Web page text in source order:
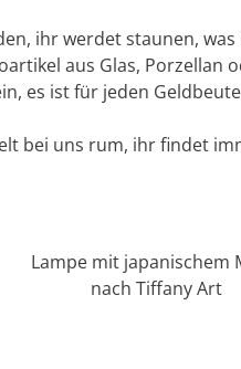
ihr werdet staunen,
aus Glas, Porzellan
es ist für jeden
bei uns rum, ihr findet
Lampe mit japanischem
nach Tiffany Art